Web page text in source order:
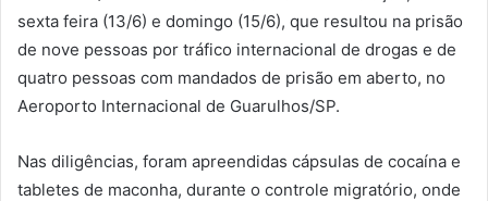
sexta feira (13/6) e domingo (15/6), que resultou na prisão
de nove pessoas por tráfico internacional de drogas e de
quatro pessoas com mandados de prisão em aberto, no
Aeroporto Internacional de Guarulhos/SP.
Nas diligências, foram apreendidas cápsulas de cocaína e
tabletes de maconha, durante o controle migratório, onde